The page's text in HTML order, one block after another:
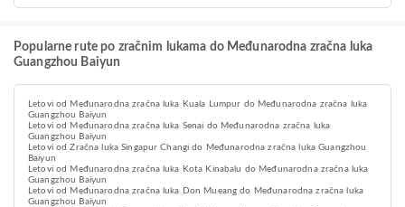
Popularne rute po zračnim lukama do Međunarodna zračna luka
Guangzhou Baiyun
Letovi od Međunarodna zračna luka Kuala Lumpur do Međunarodna zračna luka
Guangzhou Baiyun
Letovi od Međunarodna zračna luka Senai do Međunarodna zračna luka
Guangzhou Baiyun
Letovi od Zračna luka Singapur Changi do Međunarodna zračna luka Guangzhou
Baiyun
Letovi od Međunarodna zračna luka Kota Kinabalu do Međunarodna zračna luka
Guangzhou Baiyun
Letovi od Međunarodna zračna luka Don Mueang do Međunarodna zračna luka
Guangzhou Baiyun